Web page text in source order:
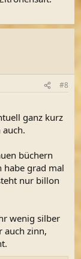
#8
ganz kurz
büchern
habe grad mal
nur billon
wenig silber
auch zinn,